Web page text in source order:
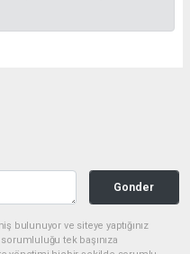
Gonder
bulunuyor ve siteye yaptığınız
tek başınıza